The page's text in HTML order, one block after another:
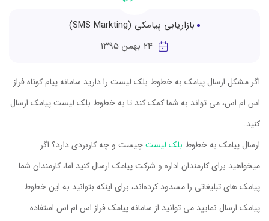
بازاریابی پیامکی (SMS Markting)
اگر مشکل ارسال پیامک به خطوط بلک لیست را دارید سامانه پیام کوتاه فراز
اس ام اس، می تواند به شما کمک کند تا به خطوط بلک لیست پیامک ارسال
کنید.
ارسال پیامک به خطوط بلک لیستچیست و چه کاربردی دارد؟ اگر
میخواهید برای کارمندان اداره و شرکت پیامک ارسال کنید اما، کارمندان شما
پیامک های تبلیغاتی را مسدود کرده‌اند، برای اینکه بتوانید به این خطوط
پیامک ارسال نمایید می توانید از سامانه پیامک فراز اس ام اس استفاده